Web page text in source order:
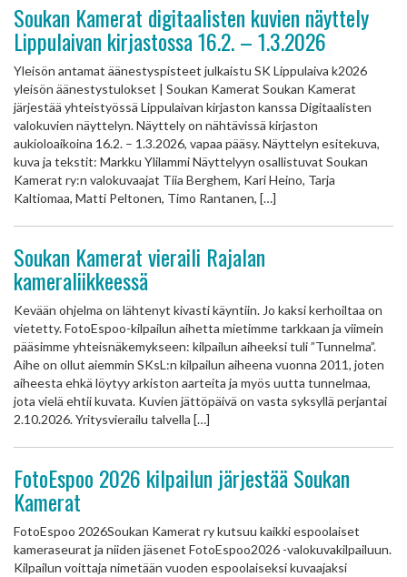
Soukan Kamerat digitaalisten kuvien näyttely
Lippulaivan kirjastossa 16.2. – 1.3.2026
Yleisön antamat äänestyspisteet julkaistu SK Lippulaiva k2026
yleisön äänestystulokset | Soukan Kamerat Soukan Kamerat
järjestää yhteistyössä Lippulaivan kirjaston kanssa Digitaalisten
valokuvien näyttelyn. Näyttely on nähtävissä kirjaston
aukioloaikoina 16.2. – 1.3.2026, vapaa pääsy. Näyttelyn esitekuva,
kuva ja tekstit: Markku Ylilammi Näyttelyyn osallistuvat Soukan
Kamerat ry:n valokuvaajat Tiia Berghem, Kari Heino, Tarja
Kaltiomaa, Matti Peltonen, Timo Rantanen, […]
Soukan Kamerat vieraili Rajalan
kameraliikkeessä
Kevään ohjelma on lähtenyt kivasti käyntiin. Jo kaksi kerhoiltaa on
vietetty. FotoEspoo-kilpailun aihetta mietimme tarkkaan ja viimein
pääsimme yhteisnäkemykseen: kilpailun aiheeksi tuli ”Tunnelma”.
Aihe on ollut aiemmin SKsL:n kilpailun aiheena vuonna 2011, joten
aiheesta ehkä löytyy arkiston aarteita ja myös uutta tunnelmaa,
jota vielä ehtii kuvata. Kuvien jättöpäivä on vasta syksyllä perjantai
2.10.2026. Yritysvierailu talvella […]
FotoEspoo 2026 kilpailun järjestää Soukan
Kamerat
FotoEspoo 2026Soukan Kamerat ry kutsuu kaikki espoolaiset
kameraseurat ja niiden jäsenet FotoEspoo2026 -valokuvakilpailuun.
Kilpailun voittaja nimetään vuoden espoolaiseksi kuvaajaksi